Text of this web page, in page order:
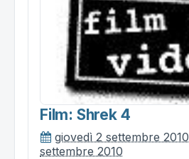
Film: Shrek 4
giovedì 2 settembre 2010
settembre 2010